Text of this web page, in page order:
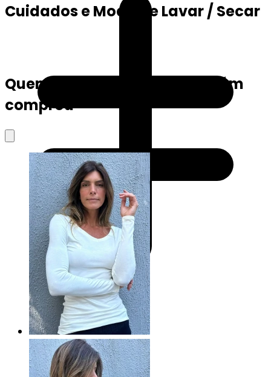
Cuidados e Modo de Lavar / Secar
Quem viu este produto também
comprou